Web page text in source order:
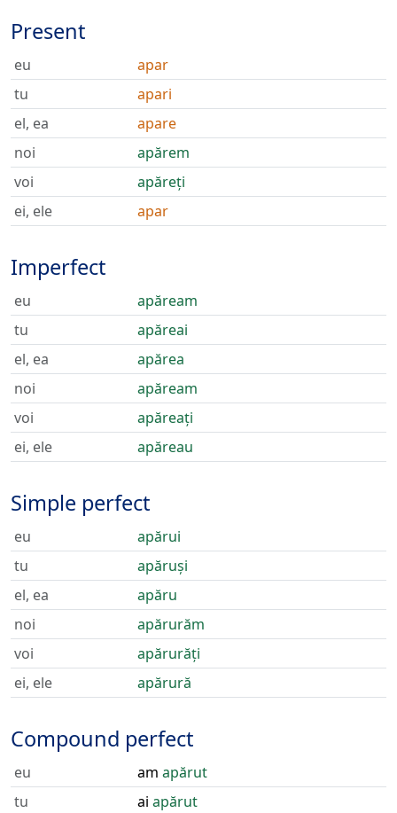
Present
eu
apar
tu
apari
el, ea
apare
noi
apărem
voi
apăreți
ei, ele
apar
Imperfect
eu
apăream
tu
apăreai
el, ea
apărea
noi
apăream
voi
apăreați
ei, ele
apăreau
Simple perfect
eu
apărui
tu
apăruși
el, ea
apăru
noi
apărurăm
voi
apărurăți
ei, ele
apărură
Compound perfect
eu am apărut
tu
ai apărut